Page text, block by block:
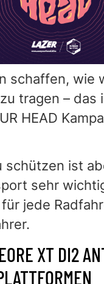
schaffen, wie
tragen – das
HEAD
schützen ist
sehr
jede
XT DI2